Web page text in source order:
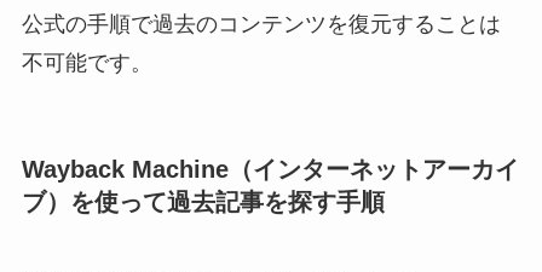
公式の手順で過去のコンテンツを復元することは
不可能です。
Wayback Machine（インターネットアーカイ
ブ）を使って過去記事を探す手順